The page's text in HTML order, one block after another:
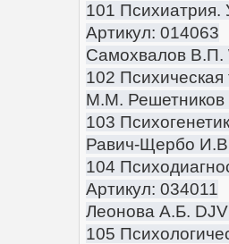
101 Психиатрия.
Артикул: 014063
Самохвалов В.П.
102
М.М. Решетников
103
Равич-Щербо
104
Артикул: 034011
Леонова А.Б.
105